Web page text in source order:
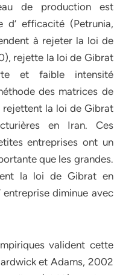
de production est
d’ efficacité (Petrunia,
à rejeter la loi de
rejette la loi de Gibrat
et faible intensité
des matrices de
rejettent la loi de Gibrat
en Iran. Ces
entreprises ont un
que les grandes.
la loi de Gibrat en
diminue avec
valident cette
et Adams, 2002